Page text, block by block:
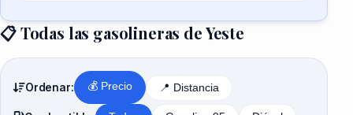
📋 Todas las gasolineras de Yeste
Ordenar: 💰 Precio 📍 Distancia